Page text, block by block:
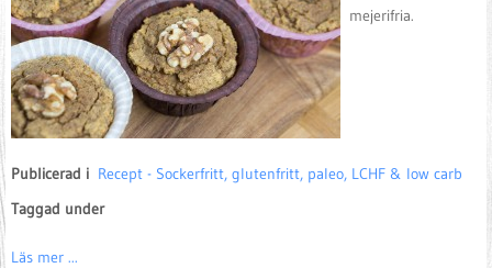
mejerifria.
Publicerad i Recept - Sockerfritt, glutenfritt, paleo, LCHF & low carb
Taggad under
Läs mer ...